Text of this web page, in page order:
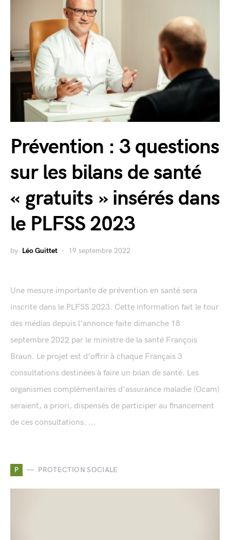
Prévention : 3 questions
sur les bilans de santé
« gratuits » insérés dans
le PLFSS 2023
by Léo Guittet 19 septembre 2022
Une mesure importante de prévention en santé sera
inscrite dans le PLFSS 2023. Cette information fait le tour
des médias depuis l'annonce faite dimanche 18
septembre 2022 par le ministre de la santé François
Braun. Le projet est d'offrir à chaque Français 3
consultations destinées à faire un bilan de santé. Les
organismes complémentaires d'assurance maladie (Ocam)
seraient, a priori, dispensés de participer au financement
de ces consultations. ...
P PROTECTION SOCIALE